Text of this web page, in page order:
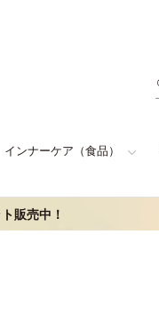
インナーケア（食品）
販売中！